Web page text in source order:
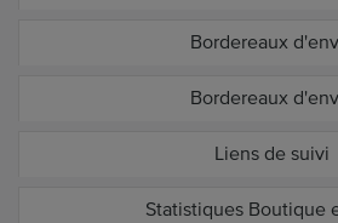
Bordereaux
Bordereaux
Liens de suivi
Statistiques Boutique